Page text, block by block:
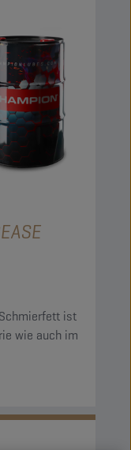
ist
wie auch im